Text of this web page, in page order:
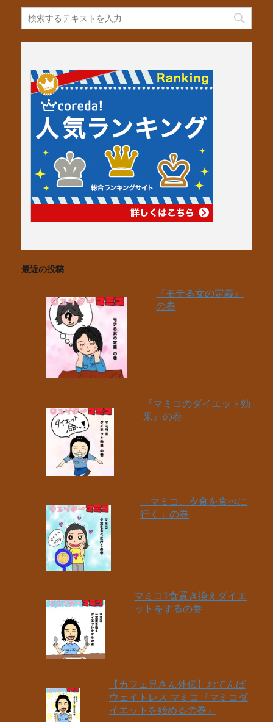
b
o
o
k
st
最近の投稿
『モテる女の定義』
の巻
『マミコのダイエット効
果』の巻
「マミコ、夕食を食べに
行く」の巻
マミコ1食置き換えダイエ
ットをするの巻
【カフェ兄さん外伝】おてんば
ウェイトレス マミコ『マミコダ
イエットを始めるの巻』